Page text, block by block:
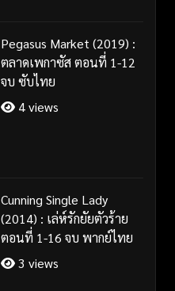
Pegasus Market (2019) :
ตลาดเพกาซัส ตอนที่ 1-12
จบ ซับไทย
4 views
Cunning Single Lady
(2014) : เล่ห์รักยัยตัวร้าย
ตอนที่ 1-16 จบ พากย์ไทย
3 views